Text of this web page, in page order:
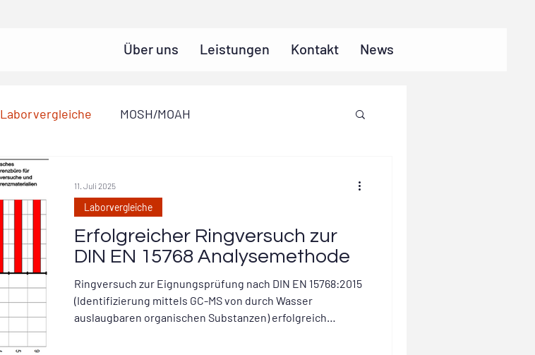
Über uns Leistungen Kontakt News
Laborvergleiche MOSH/MOAH
Erfolgreicher Ringversuch zur
DIN EN 15768 Analysemethode
Ringversuch zur Eignungsprüfung nach DIN EN 15768:2015
(Identifizierung mittels GC-MS von durch Wasser
auslaugbaren organischen Substanzen) erfolgreich
Laborvergleiche
11. Juli 2025